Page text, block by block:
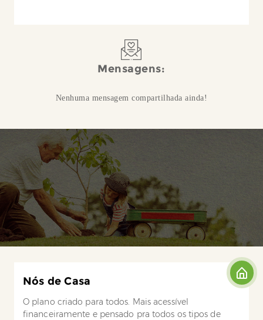
Mensagens:
Nenhuma mensagem compartilhada ainda!
Nós de Casa
O plano criado para todos. Mais acessível
financeiramente e pensado pra todos os tipos de